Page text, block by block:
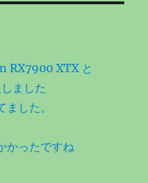
RX7900 XTX と
ました
した。
かったですね